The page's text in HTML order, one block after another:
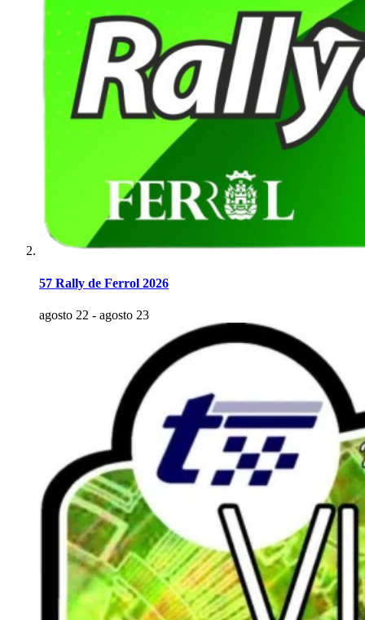
57 Rally de Ferrol 2026
agosto 22 - agosto 23